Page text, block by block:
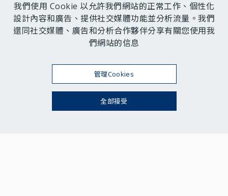
我們使用 Cookie 以允許我們網站的正常工作、個性化
設計內容和廣告、提供社交媒體功能並分析流量。我們
還同社交媒體、廣告和分析合作夥伴分享有關您使用我
們網站的信息
管理Cookies
全部接受